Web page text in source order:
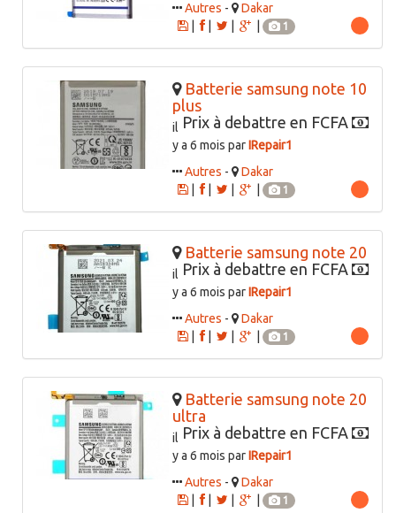
Autres -
Dakar
|
1
Batterie samsung note 10
plus
Prix à debattre en FCFA
il
y a 6 mois parIRepair1
Autres -
Dakar
|
1
Batterie samsung note 20
Prix à debattre en FCFA
il
y a 6 mois parIRepair1
Autres -
Dakar
|
1
Batterie samsung note 20
ultra
Prix à debattre en FCFA
il
y a 6 mois parIRepair1
Autres -
Dakar
|
1